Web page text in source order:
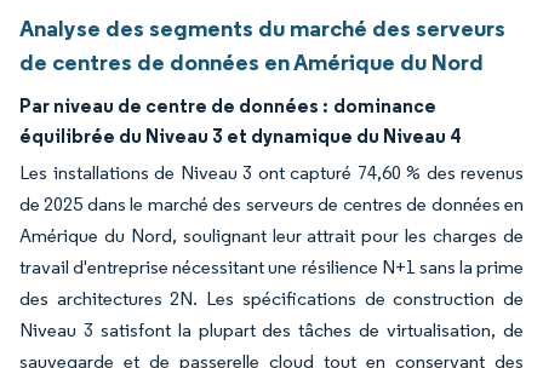
Analyse des segments du marché des serveurs
de centres de données en Amérique du Nord
Par niveau de centre de données : dominance
équilibrée du Niveau 3 et dynamique du Niveau 4
Les installations de Niveau 3 ont capturé 74,60 % des revenus
de 2025 dans le marché des serveurs de centres de données en
Amérique du Nord, soulignant leur attrait pour les charges de
travail d'entreprise nécessitant une résilience N+1 sans la prime
des architectures 2N. Les spécifications de construction de
Niveau 3 satisfont la plupart des tâches de virtualisation, de
sauvegarde et de passerelle cloud tout en conservant des